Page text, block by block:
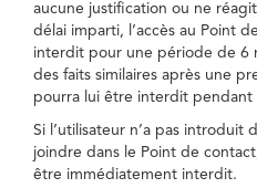
aucune justification ou ne
délai imparti, l’accès au Point
interdit pour une période de 6
des faits similaires après une
pourra lui être interdit pendant
Si l’utilisateur n’a pas
joindre dans le Point de
être immédiatement interdit.